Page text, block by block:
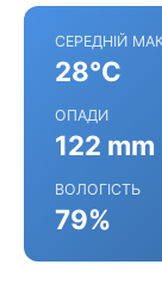
СЕРЕДНІЙ
28°C
ОПАДИ
122 mm
ВОЛОГІСТЬ
79%